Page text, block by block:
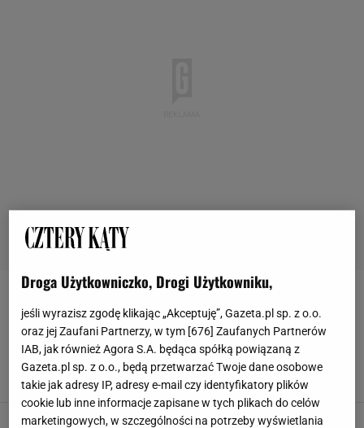
BUDYNKI
Dzieje architektów w PRL-u. Od socrealizmu do
wielkiej płyty
ARCHITEKTURA BUDOWNICTWO BUDYNEK BUDYNKI
Droga Użytkowniczko, Drogi Użytkowniku,
jeśli wyrazisz zgodę klikając „Akceptuję”, Gazeta.pl sp. z o.o.
oraz jej Zaufani Partnerzy, w tym [676] Zaufanych Partnerów
IAB, jak również Agora S.A. będąca spółką powiązaną z
Gazeta.pl sp. z o.o., będą przetwarzać Twoje dane osobowe
takie jak adresy IP, adresy e-mail czy identyfikatory plików
cookie lub inne informacje zapisane w tych plikach do celów
marketingowych, w szczególności na potrzeby wyświetlania